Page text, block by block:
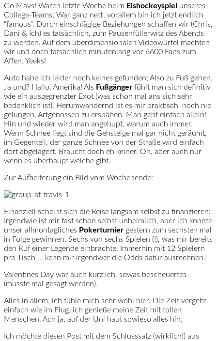
Go Mavs! Waren letzte Woche beim Eishockeyspiel
unseres
College-Teams; War ganz nett, vorallem bin ich jetzt endlich
“famous”. Durch einschlägige Beziehungen schaffen wir (Chris,
Dani & Ich) es tatsächlich, zum Pausenfüllerwitz des Abends
zu werden. Auf dem überdimensionalen Videowürfel machten
wir und doch tatsächlich minutenlang vor 6600 Fans zum
Affen. Yeeks!
Auto habe ich leider noch keines gefunden; Also zu Fuß gehen.
Ja und? Hallo, Amerika! Als Fußgänger fühlt man sich definitiv
wie ein ausgegrenzter Exot (was schon mal ans sich sehr
bedenklich ist). Herumwandernd ist es mir praktisch noch nie
gelungen, Artgenossen zu erspähen. Man geht einfach allein!
Hin und wieder wird man angehupt, warum auch immer.
Wenn Schnee liegt sind die Gehsteige mal gar nicht geräumt,
im Gegenteil, der ganze Schnee von der Straße wird einfach
dort abgelagert. Braucht doch eh keiner. Oh, aber auch nur
wenn es überhaupt welche gibt.
Zur Aufheiterung ein Bild vom Wochenende:
Finanziell scheint sich die Reise langsam selbst zu finanzieren;
Irgendwie ist mir fast schon selbst unheimlich, aber ich konnte
unser allmontagliches Pokerturnier gestern zum sechsten mal
in Folge gewinnen. Sechs von sechs Spielen (!), was mir bereits
den Ruf einer Legende einbrachte. Immerhin mit 12 Spielern
pro Tisch … kenn mir irgendwer die Odds dafür ausrechnen?
Valentines Day war auch kürzlich, sowas bescheuertes
(musste mal gesagt werden).
Alles in allem, ich fühle mich sehr wohl hier. Die Zeit vergeht
einfach wie im Flug, ich genieße meine Zeit mit tollen
Menschen. Ach ja, auf der Uni haut sowieso alles hin.
Ich möchte diesen Post mit dem Schlusssatz (wirklich!) aus